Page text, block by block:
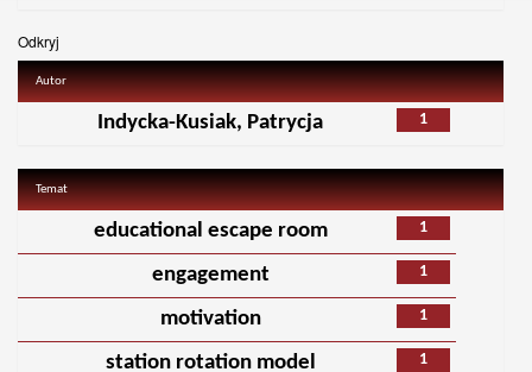
Odkryj
Autor
1
Indycka-Kusiak, Patrycja
Temat
1
educational escape room
1
engagement
1
motivation
1
station rotation model